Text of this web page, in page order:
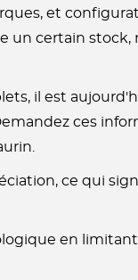
et
un certain stock,
il est
ces
ce qui
en